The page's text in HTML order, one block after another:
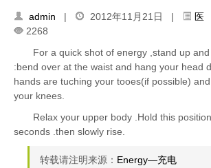
admin | 2012年11月21日 | 医
2268
For a quick shot of energy ,stand up
:bend over at the waist and hang your head
hands are tuching your tooes(if possible)
your knees.
Relax your upper body .Hold this
seconds .then slowly rise.
转载请注明来源： Energy—充电